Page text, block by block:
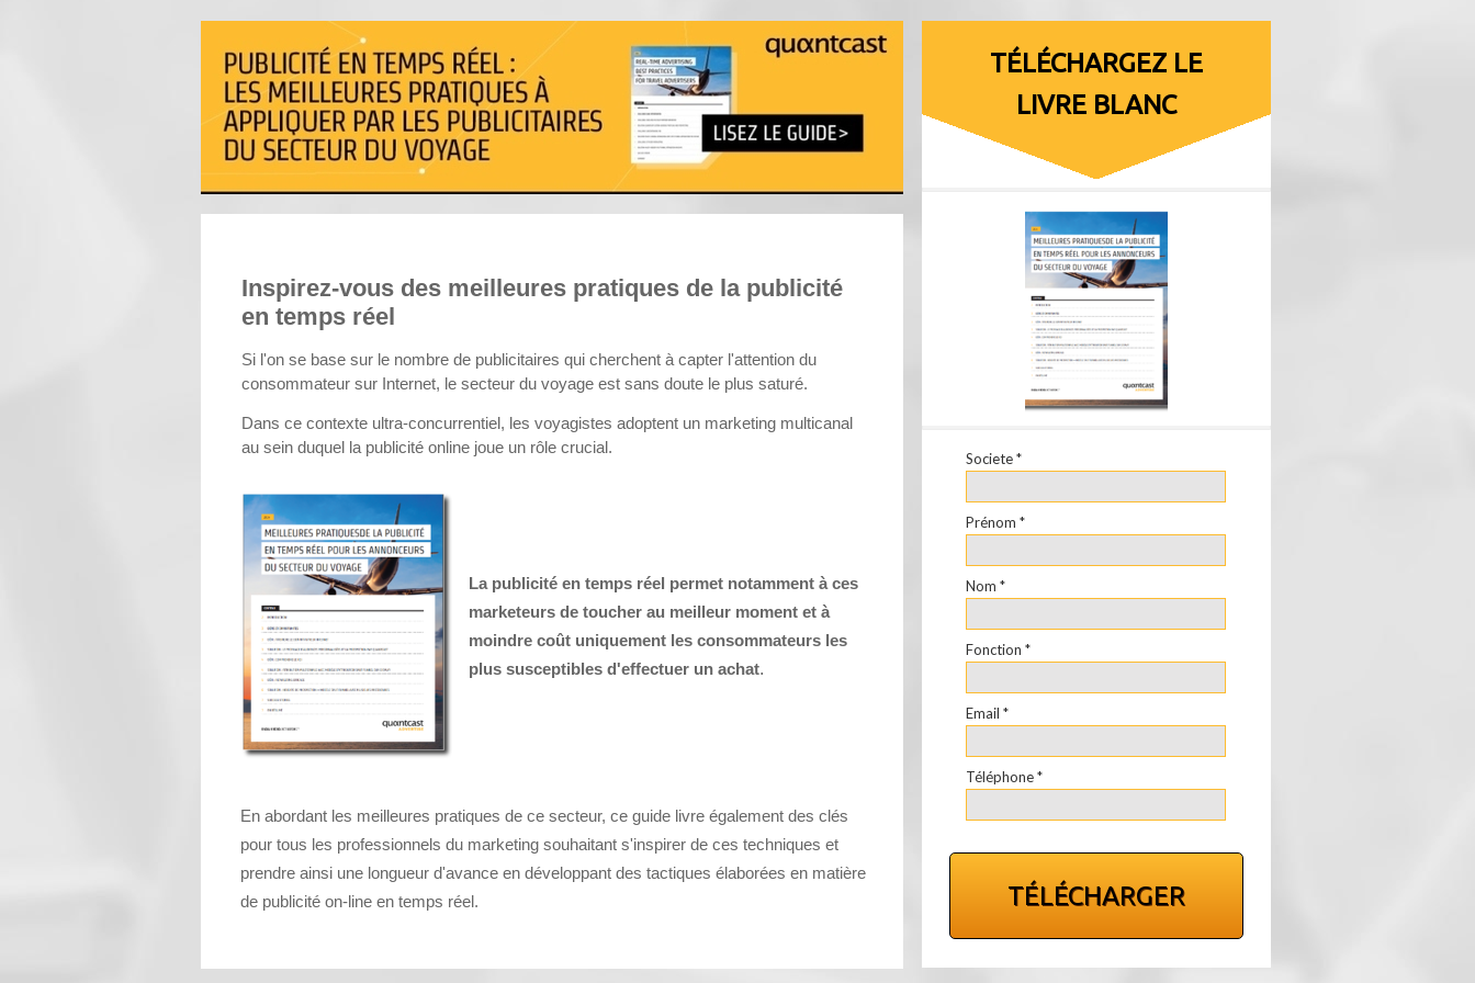
TÉLÉCHARGEZ LE
LIVRE BLANC
Societe *
Prénom *
Nom *
Fonction *
Email *
Téléphone *
TÉLÉCHARGER
Inspirez-vous des meilleures pratiques de la publicité
en temps réel
Si l'on se base sur le nombre de publicitaires qui cherchent à capter l'attention du
consommateur sur Internet, le secteur du voyage est sans doute le plus saturé.
Dans ce contexte ultra-concurrentiel, les voyagistes adoptent un marketing multicanal
au sein duquel la publicité online joue un rôle crucial.
La publicité en temps réel permet notamment à ces
marketeurs de toucher au meilleur moment et à
moindre coût uniquement les consommateurs les
plus susceptibles d'effectuer un achat.
En abordant les meilleures pratiques de ce secteur, ce guide livre également des clés
pour tous les professionnels du marketing souhaitant s'inspirer de ces techniques et
prendre ainsi une longueur d'avance en développant des tactiques élaborées en matière
de publicité on-line en temps réel.